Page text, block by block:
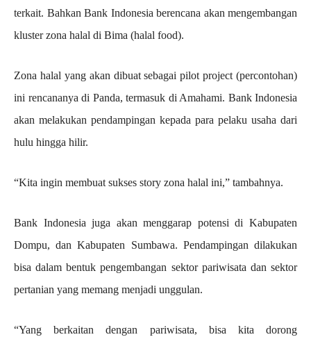
terkait. Bahkan Bank Indonesia berencana akan mengembangan
kluster zona halal di Bima (halal food).
Zona halal yang akan dibuat sebagai pilot project (percontohan)
ini rencananya di Panda, termasuk di Amahami. Bank Indonesia
akan melakukan pendampingan kepada para pelaku usaha dari
hulu hingga hilir.
“Kita ingin membuat sukses story zona halal ini,” tambahnya.
Bank Indonesia juga akan menggarap potensi di Kabupaten
Dompu, dan Kabupaten Sumbawa. Pendampingan dilakukan
bisa dalam bentuk pengembangan sektor pariwisata dan sektor
pertanian yang memang menjadi unggulan.
“Yang berkaitan dengan pariwisata, bisa kita dorong